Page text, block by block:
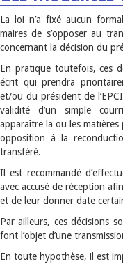
La loi n’a fixé aucun
maires de s’opposer au
concernant la décision du
En pratique toutefois, ces
écrit qui prendra
et/ou du président de
validité d’un simple
apparaître la ou les
opposition à la
transféré.
Il est recommandé
avec accusé de réception
et de leur donner date
Par ailleurs, ces décisions
font l’objet d’une
En toute hypothèse, il est